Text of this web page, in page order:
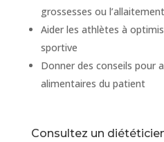
grossesses ou l’allaitement
Aider les athlètes à
sportive
Donner des conseils pour
alimentaires du patient
Consultez un